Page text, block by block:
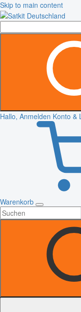
Skip to main content
Hallo, Anmelden Konto &
Warenkorb